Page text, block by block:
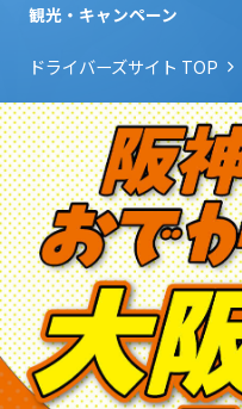
観光・キャンペーン
ドライバーズサイト TOP